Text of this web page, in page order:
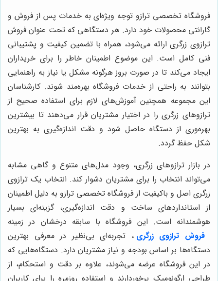
فروشگاه تخصصی ترازو توجه ویژه‌ای به خدمات پس از فروش و
گارانتی محصولات خود دارد. هر دستگاهی که تحت عنوان فروش
ترازوی زرگری ارائه می‌شود، همراه با تضمین کیفیت و پشتیبانی
فنی کامل است. این موضوع اطمینان خاطر را برای خریداران
ایجاد می‌کند تا در صورت بروز هرگونه مشکل یا نیاز به راهنمایی
بتوانند به راحتی از خدمات فروشگاه بهره‌مند شوند. کارشناسان
این مجموعه همچنین آموزش‌های لازم برای استفاده صحیح از
ترازوهای زرگری را در اختیار مشتریان قرار می‌دهند تا بیشترین
بهره‌وری از دستگاه حاصل شود و دقت اندازه‌گیری به بهترین
شکل حفظ گردد.
در بازار ترازوهای زرگری، وجود مدل‌های متنوع و گاهی مشابه
می‌تواند انتخاب را برای مشتریان دشوار کند. انتخاب یک ترازوی
زرگری اصل و باکیفیت از فروشگاه تخصصی ترازو به دلیل اطمینان
از استانداردهای ساخت و دقت اندازه‌گیری، گزینه‌ای بسیار
هوشمندانه است. این فروشگاه با سابقه درخشان در زمینه
فروش ترازوی زرگری ، تجربه‌ای بی‌نظیر در معرفی بهترین
دستگاه‌ها بر اساس بودجه و نیاز مشتریان دارد. دستگاه‌هایی که
در این فروشگاه عرضه می‌شوند، علاوه بر دقت و استحکام، از
طراحی ارگونومیک برخوردارند و استفاده روزمره را برای کاربران